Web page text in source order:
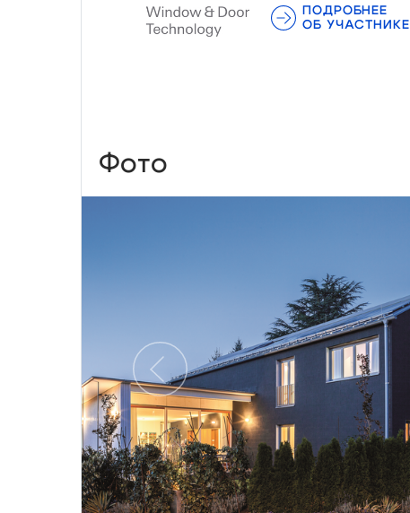
ПОДРОБНЕЕ
ОБ УЧАСТНИКЕ
Фото
Предыдущий